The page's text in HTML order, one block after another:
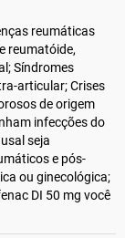
reumáticas
reumatóide,
Síndromes
articular; Crises
de origem
infecções do
seja
e pós-
ou ginecológica;
DI 50 mg você